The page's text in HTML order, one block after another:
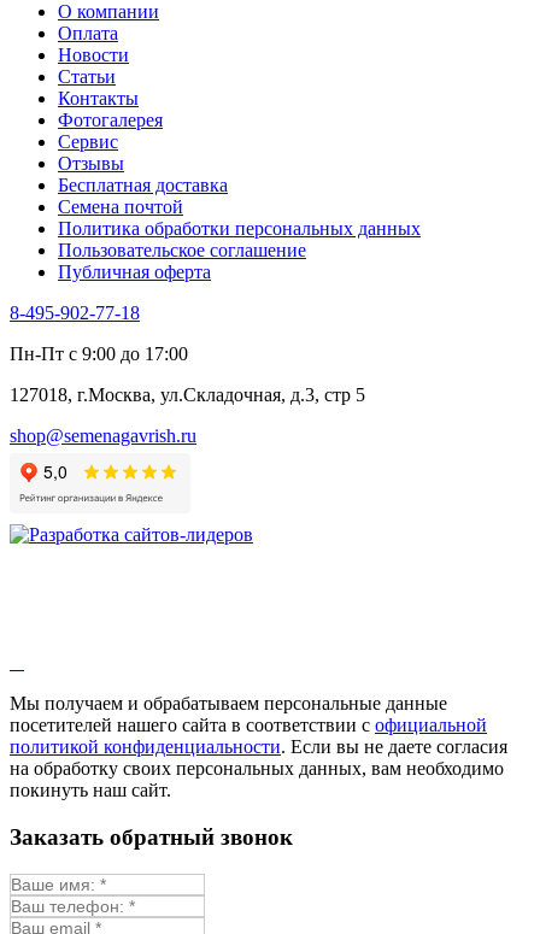
О компании
Оплата
Новости
Статьи
Контакты
Фотогалерея​
Сервис
Отзывы
Бесплатная доставка
Семена почтой
Политика обработки персональных данных
Пользовательское соглашение
Публичная оферта
8-495-902-77-18
Пн-Пт с 9:00 до 17:00
127018, г.Москва, ул.Складочная, д.3, стр 5
shop@semenagavrish.ru
Мы получаем и обрабатываем персональные данные
посетителей нашего сайта в соответствии с официальной
политикой конфиденциальности. Если вы не даете согласия
на обработку своих персональных данных, вам необходимо
покинуть наш сайт.
Заказать обратный звонок